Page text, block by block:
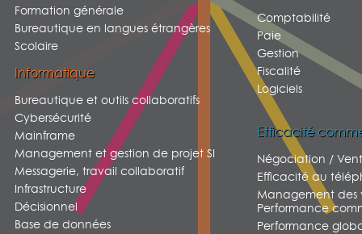
Formation générale
Bureautique en langues étrangères
Scolaire
Informatique
Bureautique et outils collaboratifs
Cybersécurité
Mainframe
Management et gestion de projet SI
Messagerie, travail collaboratif
Infrastructure
Décisionnel
Base de données
Comptabilité
Paie
Gestion
Fiscalité
Logiciels
Efficacité
Négociation /
Efficacité au
Management des
Performance
Performance